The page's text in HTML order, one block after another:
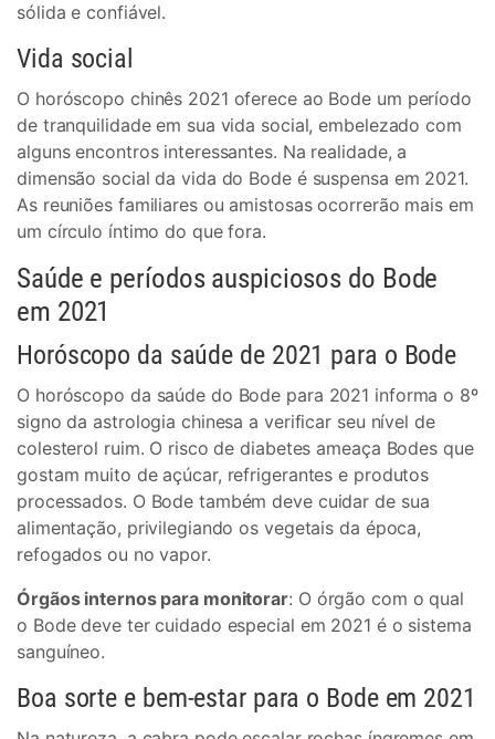
sólida e confiável.
Vida social
O horóscopo chinês 2021 oferece ao Bode um período
de tranquilidade em sua vida social, embelezado com
alguns encontros interessantes. Na realidade, a
dimensão social da vida do Bode é suspensa em 2021.
As reuniões familiares ou amistosas ocorrerão mais em
um círculo íntimo do que fora.
Saúde e períodos auspiciosos do Bode
em 2021
Horóscopo da saúde de 2021 para o Bode
O horóscopo da saúde do Bode para 2021 informa o 8º
signo da astrologia chinesa a verificar seu nível de
colesterol ruim. O risco de diabetes ameaça Bodes que
gostam muito de açúcar, refrigerantes e produtos
processados. O Bode também deve cuidar de sua
alimentação, privilegiando os vegetais da época,
refogados ou no vapor.
Órgãos internos para monitorar: O órgão com o qual
o Bode deve ter cuidado especial em 2021 é o sistema
sanguíneo.
Boa sorte e bem-estar para o Bode em 2021